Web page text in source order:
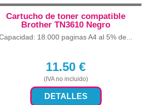
Cartucho de toner compatible
Brother TN3610 Negro
18.000 paginas A4 al 5% de...
11.50 €
(IVA no incluido)
DETALLES